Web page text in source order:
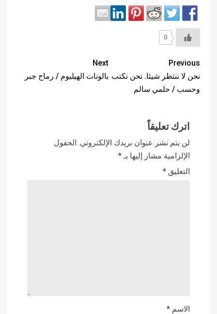
0
Previous
نحن لا ننتظر شيئا. نحن نكتب
وحسب / حلمي سالم
Next
بالونات الهيليوم / رماح جبر
اترك تعليقاً
لن يتم نشر عنوان بريدك الإلكتروني. الحقول
الإلزامية مشار إليها بـ *
التعليق *
الاسم *